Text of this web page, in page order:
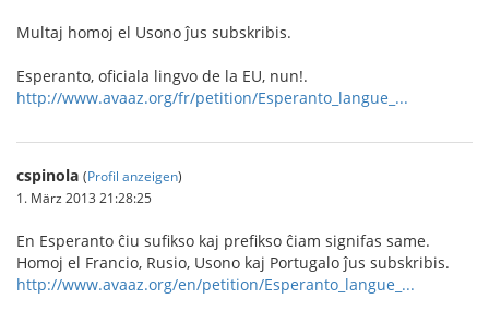
Multaj homoj el Usono ĵus subskribis.
Esperanto, oficiala lingvo de la EU, nun!.
http://www.avaaz.org/fr/petition/Esperanto_langue_...
cspinola (Profil anzeigen)
1. März 2013 21:28:25
En Esperanto ĉiu sufikso kaj prefikso ĉiam signifas same.
Homoj el Francio, Rusio, Usono kaj Portugalo ĵus subskribis.
http://www.avaaz.org/en/petition/Esperanto_langue_...